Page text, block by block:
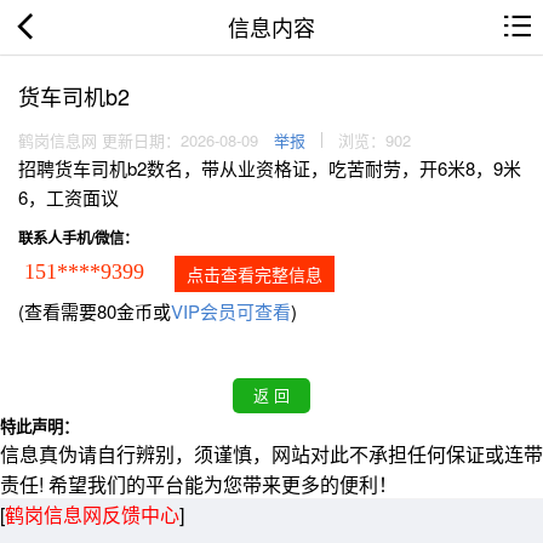
信息内容
货车司机b2
鹤岗信息网 更新日期：2026-08-09 举报 浏览：902
招聘货车司机b2数名，带从业资格证，吃苦耐劳，开6米8，9米
6，工资面议
联系人手机/微信：
151****9399 点击查看完整信息
(查看需要80金币或VIP会员可查看)
特此声明：
信息真伪请自行辨别，须谨慎，网站对此不承担任何保证或连带
责任! 希望我们的平台能为您带来更多的便利！
[鹤岗信息网反馈中心]